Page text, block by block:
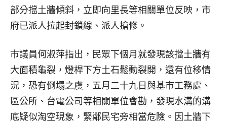
部分擋土牆傾斜，立即向里長等相關單位反映，市
府已派人拉起封鎖線、派人搶修。
市議員何淑萍指出，民眾下個月就發現該擋土牆有
大面積龜裂，燈桿下方土石鬆動裂開，還有位移情
況，恐有倒塌之虞，五月二十九日與基市工務處、
區公所、台電公司等相關單位會勘，發現水溝的溝
底疑似淘空現象，緊鄰民宅旁相當危險。因土牆下